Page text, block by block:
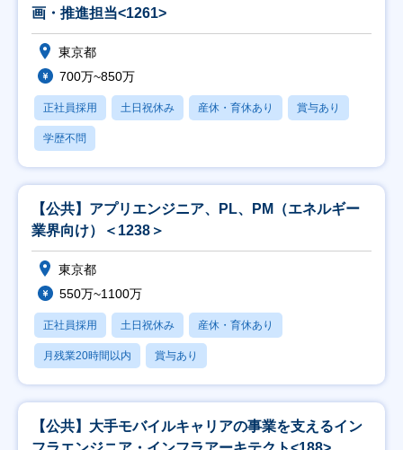
画・推進担当<1261>
東京都
700万~850万
正社員採用 土日祝休み 産休・育休あり 賞与あり
学歴不問
【公共】アプリエンジニア、PL、PM（エネルギー
業界向け）＜1238＞
東京都
550万~1100万
正社員採用 土日祝休み 産休・育休あり
月残業20時間以内 賞与あり
【公共】大手モバイルキャリアの事業を支えるイン